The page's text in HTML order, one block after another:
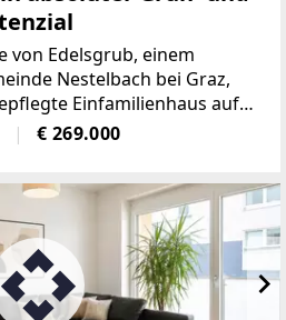
von Edelsgrub, einem
Nestelbach bei Graz,
Einfamilienhaus auf
Freiland gelegenen
ist geprägt von Wiesen,
€ 269.000